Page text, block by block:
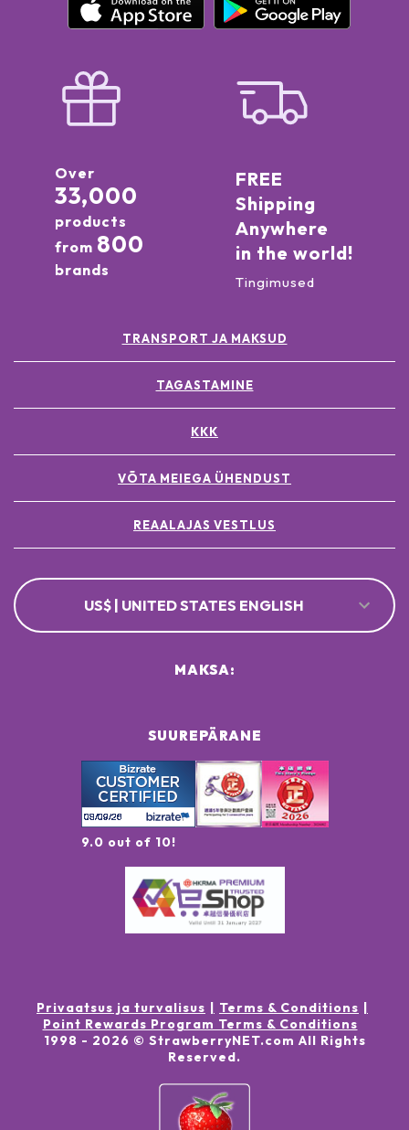
Over
33,000
products
from 800
brands
FREE
Shipping
Anywhere
in the world!
Tingimused
TRANSPORT JA MAKSUD
TAGASTAMINE
KKK
VÕTA MEIEGA ÜHENDUST
REAALAJAS VESTLUS
US$ | UNITED STATES ENGLISH
SUUREPÄRANE
9.0 out of 10!
MAKSA:
Privaatsus ja turvalisus
Terms & Conditions
Point Rewards Program Terms & Conditions
1998 - 2026 © StrawberryNET.com All Rights
Reserved.